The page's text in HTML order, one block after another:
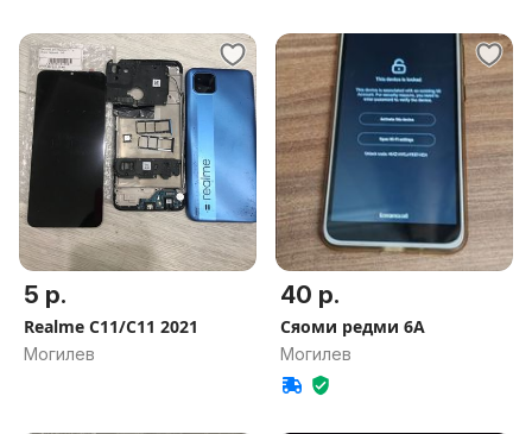
5 р.
Realme C11/C11 2021
Могилев
40 р.
Сяоми редми 6А
Могилев